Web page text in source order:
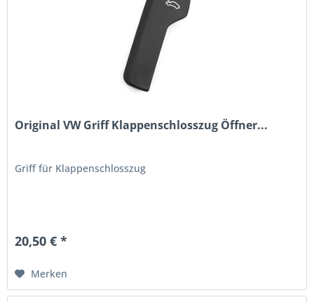
Original VW Griff Klappenschlosszug Öffner...
Griff für Klappenschlosszug
20,50 € *
Merken